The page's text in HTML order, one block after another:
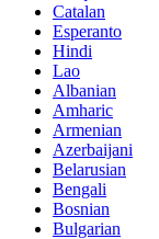
Catalan
Esperanto
Hindi
Lao
Albanian
Amharic
Armenian
Azerbaijani
Belarusian
Bengali
Bosnian
Bulgarian